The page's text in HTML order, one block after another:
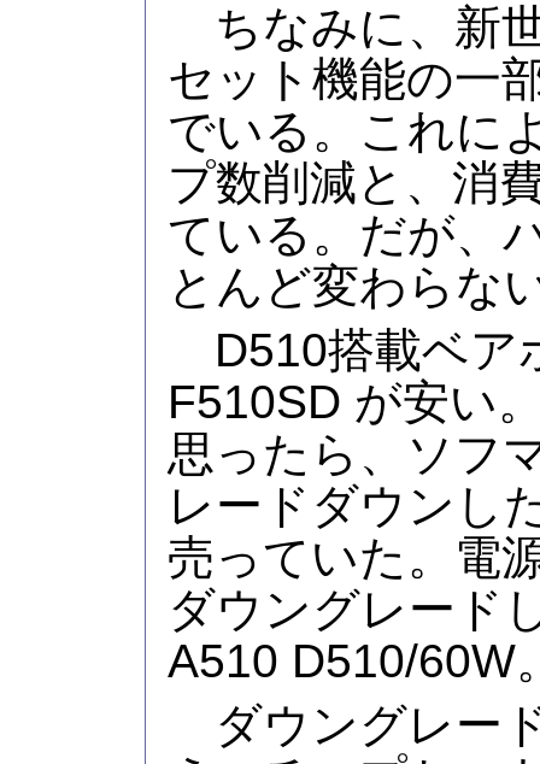
ちなみに、新
セット機能の一
でいる。これに
プ数削減と、消
ている。だが、
とんど変わらな
D510搭載ベア
F510SD が安い
思ったら、ソフ
レードダウンし
売っていた。電
ダウングレード
A510 D510/60W
ダウングレー